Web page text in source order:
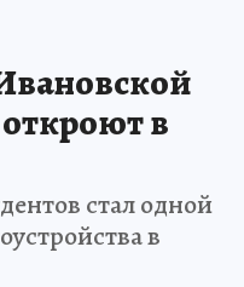
в
стал одной
в